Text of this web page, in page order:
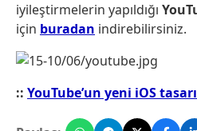
iyileştirmelerin yapıldığı
için buradan indirebilirsiniz.
:: YouTube’un yeni iOS